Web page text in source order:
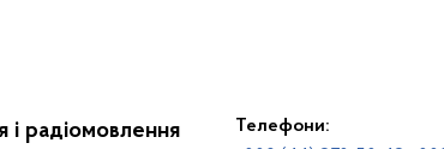
і радіомовлення
Телефони: